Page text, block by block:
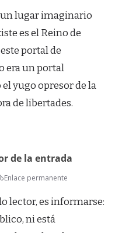
un lugar imaginario
es el Reino de
portal de
era un portal
yugo opresor de la
de libertades.
de la entrada
Enlace permanente
lector, es informarse:
ni está